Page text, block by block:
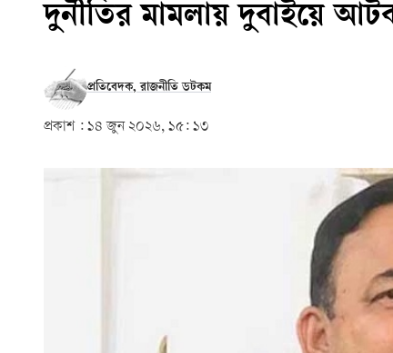
দুর্নীতির মামলায় দুবাইয়ে
প্রতিবেদক, রাজনীতি ডটকম
প্রকাশ : ১৪ জুন ২০২৬, ১৫: ১৩